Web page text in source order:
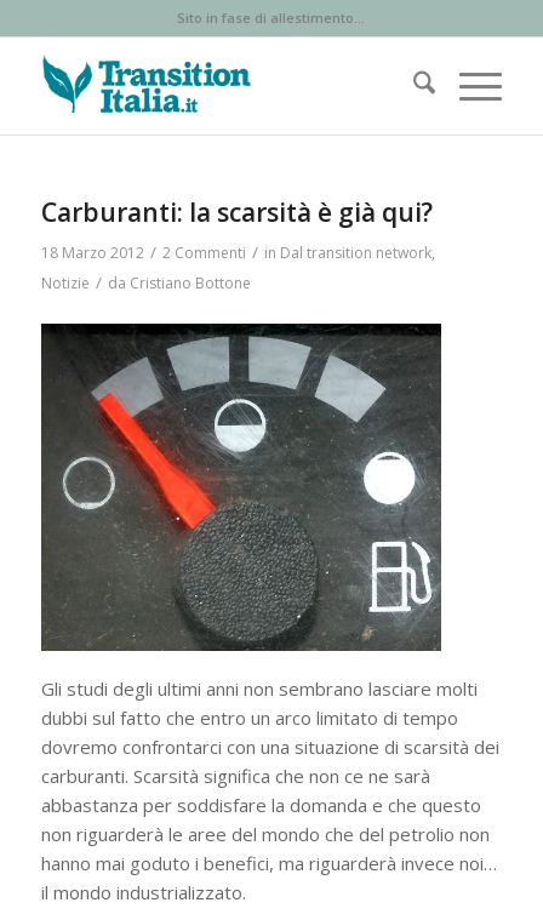
Sito in fase di allestimento...
Carburanti: la scarsità è già qui?
18 Marzo 2012 / 2 Commenti / in Dal transition network,
Notizie / da Cristiano Bottone
Gli studi degli ultimi anni non sembrano lasciare molti
dubbi sul fatto che entro un arco limitato di tempo
dovremo confrontarci con una situazione di scarsità dei
carburanti. Scarsità significa che non ce ne sarà
abbastanza per soddisfare la domanda e che questo
non riguarderà le aree del mondo che del petrolio non
hanno mai goduto i benefici, ma riguarderà invece noi…
il mondo industrializzato.